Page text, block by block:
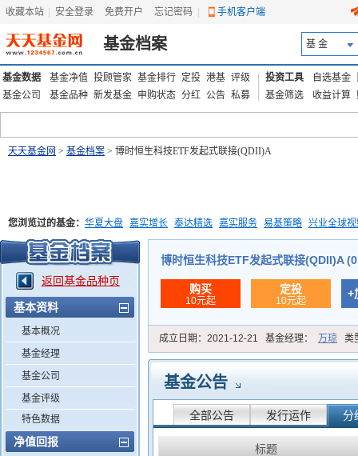
收藏本站 安全登录 免费开户 忘记密码 手机客户端
基金档案 基 金
基金数据 基金净值 投顾管家 基金排行 定投 港基 评级
基金公司
基金品种 新发基金 申购状态 分红 公告 私募
投资工具 自选基金
基金筛选
收益计算
天天基金网 > 基金档案 > 博时恒生科技ETF发起式联接(QDII)A
您浏览过的基金： 华夏大盘 嘉实增长 泰达精选 嘉实服务 易基策略 兴业全球
添富优势 华安宏利 上证180价值ETF
返回基金品种页
基本资料
基本概况
基金经理
基金公司
基金评级
特色数据
净值回报
博时恒生科技ETF发起式联接(QDII)A
购买
10元起
定投
10元起
+
成立日期： 2021-12-21 基金经理： 万琼 类
基金公告
全部公告 发行运作 分
标题